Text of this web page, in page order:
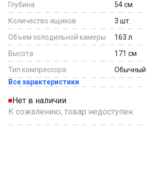
Глубина
54см
Количество ящиков
3 шт.
Объем холодильной камеры
163 л
Высота
171 см
Тип компрессора
Обычный
Все характеристики
Нет в наличии
К сожалению, товар недоступен.